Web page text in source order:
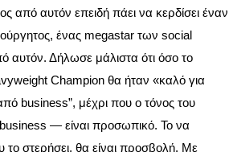
από αυτόν επειδή πάει να κερδίσει έναν
ένας megastar των social
Δήλωσε μάλιστα ότι όσο το
Champion θα ήταν «καλό για
business”, μέχρι που ο τόνος του
— είναι προσωπικό. Το να
το στερήσει, θα είναι προσβολή. Με